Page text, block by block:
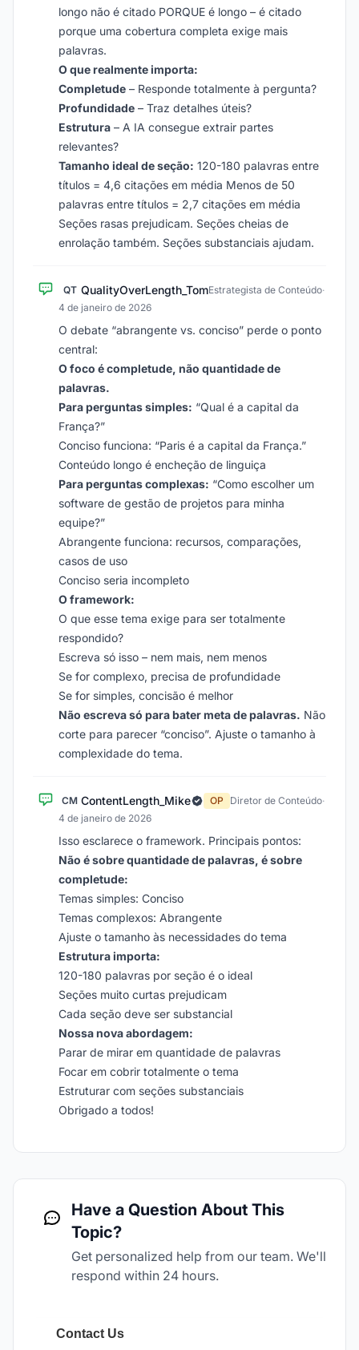
longo não é citado PORQUE é longo – é citado
porque uma cobertura completa exige mais
palavras.
O que realmente importa:
Completude – Responde totalmente à pergunta?
Profundidade – Traz detalhes úteis?
Estrutura – A IA consegue extrair partes
relevantes?
Tamanho ideal de seção: 120-180 palavras entre
títulos = 4,6 citações em média Menos de 50
palavras entre títulos = 2,7 citações em média
Seções rasas prejudicam. Seções cheias de
enrolação também. Seções substanciais ajudam.
QT QualityOverLength_TomEstrategista de Conteúdo·
4 de janeiro de 2026
O debate “abrangente vs. conciso” perde o ponto
central:
O foco é completude, não quantidade de
palavras.
Para perguntas simples: “Qual é a capital da
França?”
Conciso funciona: “Paris é a capital da França.”
Conteúdo longo é encheção de linguiça
Para perguntas complexas: “Como escolher um
software de gestão de projetos para minha
equipe?”
Abrangente funciona: recursos, comparações,
casos de uso
Conciso seria incompleto
O framework:
O que esse tema exige para ser totalmente
respondido?
Escreva só isso – nem mais, nem menos
Se for complexo, precisa de profundidade
Se for simples, concisão é melhor
Não escreva só para bater meta de palavras. Não
corte para parecer “conciso”. Ajuste o tamanho à
complexidade do tema.
CM ContentLength_Mike OP Diretor de Conteúdo·
4 de janeiro de 2026
Isso esclarece o framework. Principais pontos:
Não é sobre quantidade de palavras, é sobre
completude:
Temas simples: Conciso
Temas complexos: Abrangente
Ajuste o tamanho às necessidades do tema
Estrutura importa:
120-180 palavras por seção é o ideal
Seções muito curtas prejudicam
Cada seção deve ser substancial
Nossa nova abordagem:
Parar de mirar em quantidade de palavras
Focar em cobrir totalmente o tema
Estruturar com seções substanciais
Obrigado a todos!
Have a Question About This
Topic?
Get personalized help from our team. We'll
respond within 24 hours.